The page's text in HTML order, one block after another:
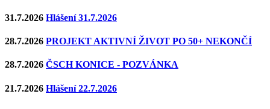
31.7.2026 Hlášení 31.7.2026
28.7.2026 PROJEKT AKTIVNÍ ŽIVOT PO 50+ NEKONČÍ
28.7.2026 ČSCH KONICE - POZVÁNKA
21.7.2026 Hlášení 22.7.2026